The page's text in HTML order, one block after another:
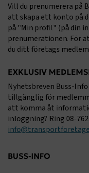
Vill du prenumerera på
att skapa ett konto på
på "Min profil" (på din
prenumerationen. För
du ditt företags
EXKLUSIV
Nyhetsbreven Buss-
tillgänglig för
att komma åt
inloggning? Ring 08-
BUSS-INFO